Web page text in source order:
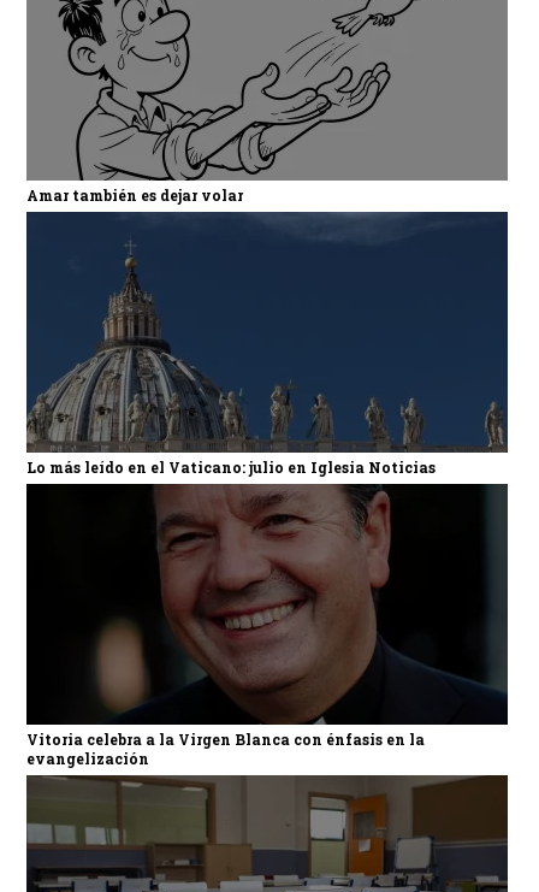
Amar también es dejar volar
Lo más leído en el Vaticano: julio en Iglesia Noticias
Vitoria celebra a la Virgen Blanca con énfasis en la
evangelización